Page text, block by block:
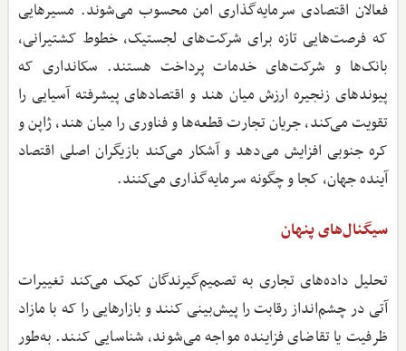
فعالان اقتصادی سرمایه‌گذاری امن محسوب می‌شوند. مسیرهایی
که فرصت‌هایی تازه برای شرکت‌های لجستیک، خطوط کشتیرانی،
بانک‌ها و شرکت‌های خدمات پرداخت هستند. سکانداری که
پیوندهای زنجیره ارزش میان هند و اقتصادهای پیشرفته آسیایی را
تقویت می‌کند، جریان تجارت قطعه‌ها و فناوری را میان هند، ژاپن و
کره جنوبی افزایش می‌دهد و آشکار می‌کند بازیگران اصلی اقتصاد
آینده جهان، کجا و چگونه سرمایه‌گذاری می‌کنند.
سیگنال‌های پنهان
تحلیل داده‌های تجاری به تصمیم‌گیرندگان کمک می‌کند تغییرات
آتی در چشم‌انداز رقابت را پیش‌بینی کنند و بازارهایی را که با مازاد
ظرفیت یا تقاضای فزاینده مواجه می‌شوند، شناسایی کنند. به‌طور